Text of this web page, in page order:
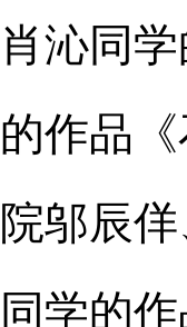
同学
品《
辰佯
学的